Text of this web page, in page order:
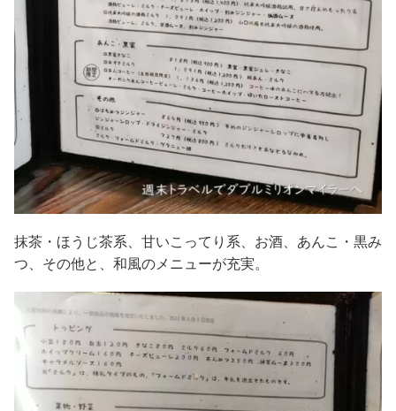
抹茶・ほうじ茶系、甘いこってり系、お酒、あんこ・黒み
つ、その他と、和風のメニューが充実。